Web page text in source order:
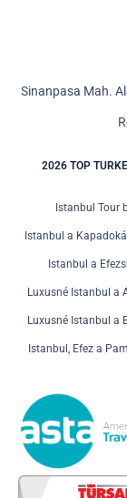
Sinanpasa Mah.
2026 TOP
Istanbul Tour
Istanbul a
Istanbul a
Luxusné Istanbul a
Luxusné Istanbul a
Istanbul, Efez a